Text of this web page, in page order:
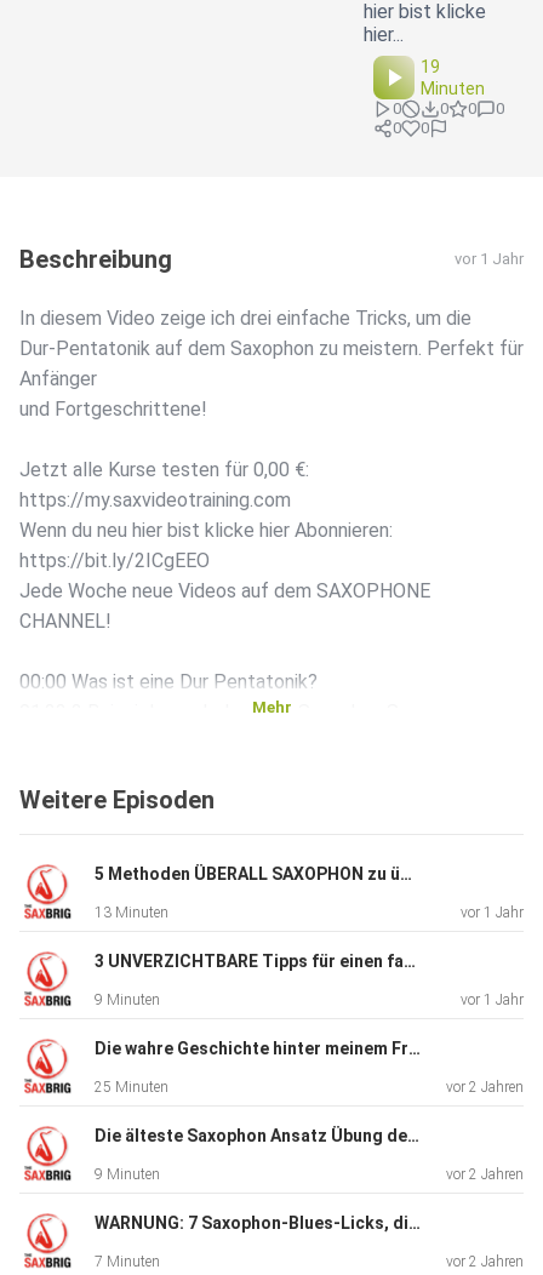
hier bist klicke
hier...
19
Minuten
0 0 0
0
0
0
Beschreibung vor 1 Jahr
In diesem Video zeige ich drei einfache Tricks, um die
Dur-Pentatonik auf dem Saxophon zu meistern. Perfekt für
Anfänger
und Fortgeschrittene!
Jetzt alle Kurse testen für 0,00 €:
https://my.saxvideotraining.com
Wenn du neu hier bist klicke hier Abonnieren:
https://bit.ly/2ICgEEO
Jede Woche neue Videos auf dem SAXOPHONE
CHANNEL!
00:00 Was ist eine Dur Pentatonik?
01:33 3 Beispiele aus bekannten Saxophon Songs
10:21 Pentatonik Übungen - leichte Licks
#newsaxbrig
Mehr
Weitere Episoden
5 Methoden ÜBERALL SAXOPHON zu üben, ohne dass es jemand hört
13 Minuten vor 1 Jahr
3 UNVERZICHTBARE Tipps für einen fantastischen Saxophon Sound
9 Minuten vor 1 Jahr
Die wahre Geschichte hinter meinem Frust mit Mundstücken
25 Minuten vor 2 Jahren
Die älteste Saxophon Ansatz Übung der Welt (die JEDER machen sollte!)
9 Minuten vor 2 Jahren
WARNUNG: 7 Saxophon-Blues-Licks, die super bluesig klingen
7 Minuten vor 2 Jahren